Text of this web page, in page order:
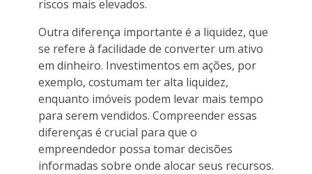
riscos mais elevados.
Outra diferença importante é a liquidez, que
se refere à facilidade de converter um ativo
em dinheiro. Investimentos em ações, por
exemplo, costumam ter alta liquidez,
enquanto imóveis podem levar mais tempo
para serem vendidos. Compreender essas
diferenças é crucial para que o
empreendedor possa tomar decisões
informadas sobre onde alocar seus recursos.